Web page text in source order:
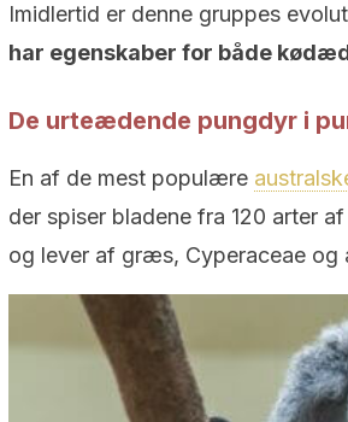
Imidlertid er denne gruppes
har egenskaber for både
De urteædende pungdyr i
En af de mest populære
der spiser bladene fra 120 arter
og lever af græs, Cyperaceae og